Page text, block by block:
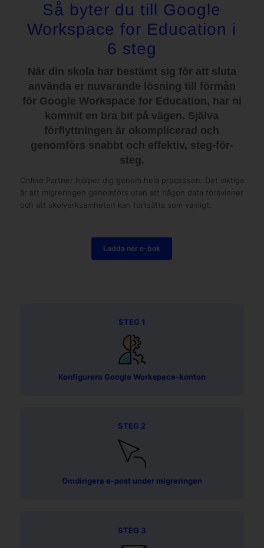
Så byter du till Google
Workspace for Education i
6 steg
När din skola har bestämt sig för att sluta
använda er nuvarande lösning till förmån
för Google Workspace for Education, har ni
kommit en bra bit på vägen. Själva
förflyttningen är okomplicerad och
genomförs snabbt och effektiv, steg-för-
steg.
Online Partner hjälper dig genom hela processen. Det viktiga
är att migreringen genomförs utan att någon data försvinner
och att skolverksamheten kan fortsätta som vanligt.
Ladda ner e-bok
STEG 1
Konfigurera Google Workspace-konton
STEG 2
Omdirigera e-post under migreringen
STEG 3